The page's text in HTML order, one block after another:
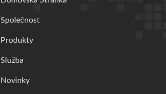
Společnost
Produkty
Služba
Novinky